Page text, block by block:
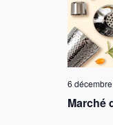
Marché
6